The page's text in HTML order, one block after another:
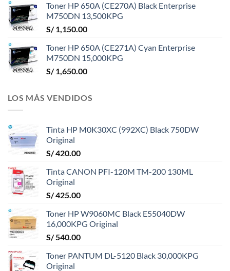
Toner HP 650A (CE270A) Black Enterprise
M750DN 13,500KPG
S/1,150.00
Toner HP 650A (CE271A) Cyan Enterprise
M750DN 15,000KPG
S/1,650.00
LOS MÁS VENDIDOS
Tinta HP M0K30XC (992XC) Black 750DW
Original
S/420.00
Tinta CANON PFI-120M TM-200 130ML
Original
S/425.00
Toner HP W9060MC Black E55040DW
16,000KPG Original
S/540.00
Toner PANTUM DL-5120 Black 30,000KPG
Original